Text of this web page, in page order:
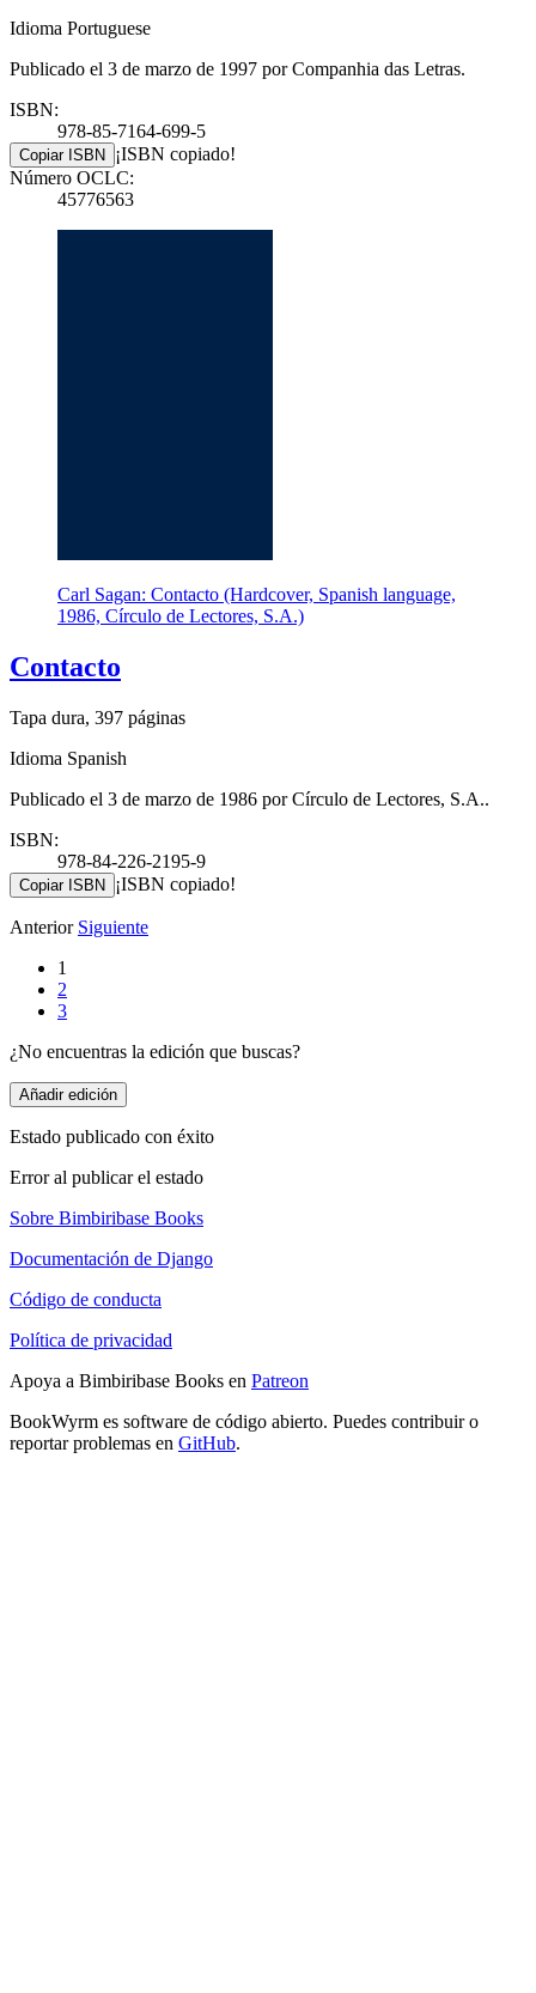
Idioma Portuguese
Publicado el 3 de marzo de 1997 por Companhia das Letras.
ISBN:
978-85-7164-699-5
Copiar ISBN
¡ISBN copiado!
Número OCLC:
45776563
Carl Sagan: Contacto (Hardcover, Spanish language,
1986, Círculo de Lectores, S.A.)
Contacto
Tapa dura, 397 páginas
Idioma Spanish
Publicado el 3 de marzo de 1986 por Círculo de Lectores, S.A..
ISBN:
978-84-226-2195-9
Copiar ISBN ¡ISBN copiado!
Anterior Siguiente
1
2
3
¿No encuentras la edición que buscas?
Añadir edición
Estado publicado con éxito
Error al publicar el estado
Sobre Bimbiribase Books
Documentación de Django
Código de conducta
Política de privacidad
Apoya a Bimbiribase Books en Patreon
BookWyrm es software de código abierto. Puedes contribuir o
reportar problemas en GitHub.